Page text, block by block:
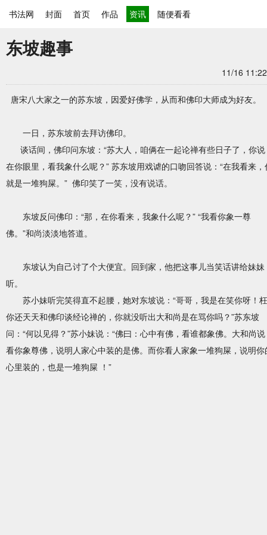
书法网 封面 首页 作品 资讯 随便看看
东坡趣事
11/16 11:22
唐宋八大家之一的苏东坡，因爱好佛学，从而和佛印大师成为好友。
一日，苏东坡前去拜访佛印。
谈话间，佛印问东坡：“苏大人，咱俩在一起论禅有些日子了，你说
在你眼里，看我象什么呢？” 苏东坡用戏谑的口吻回答说：“在我看来，
就是一堆狗屎。” 佛印笑了一笑，没有说话。
东坡反问佛印：“那，在你看来，我象什么呢？” “我看你象一尊
佛。”和尚淡淡地答道。
东坡认为自己讨了个大便宜。回到家，他把这事儿当笑话讲给妹妹
听。
苏小妹听完笑得直不起腰，她对东坡说：“哥哥，我是在笑你呀！枉
你还天天和佛印谈经论禅的，你就没听出大和尚是在骂你吗？”苏东坡
问：“何以见得？”苏小妹说：“佛曰：心中有佛，看谁都象佛。大和尚说
看你象尊佛，说明人家心中装的是佛。而你看人家象一堆狗屎，说明你
心里装的，也是一堆狗屎 ！”